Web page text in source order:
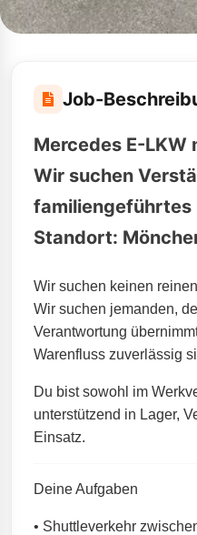
Job-
Mercedes E-LKW
Wir suchen
familiengeführtes
Standort:
Wir suchen keinen
Wir suchen jemanden,
Verantwortung
Warenfluss zuverlässig
Du bist sowohl im
unterstützend in Lager,
Einsatz.
Deine Aufgaben
• Shuttleverkehr